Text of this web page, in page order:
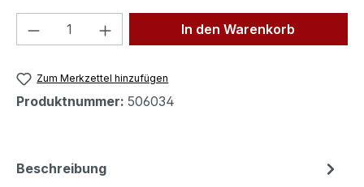
Produkt Anzahl: Gib denIn den Warenkorb
Zum Merkzettel hinzufügen
Produktnummer: 506034
Beschreibung